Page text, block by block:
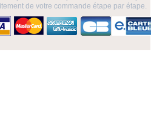
de votre commande étape par étape.